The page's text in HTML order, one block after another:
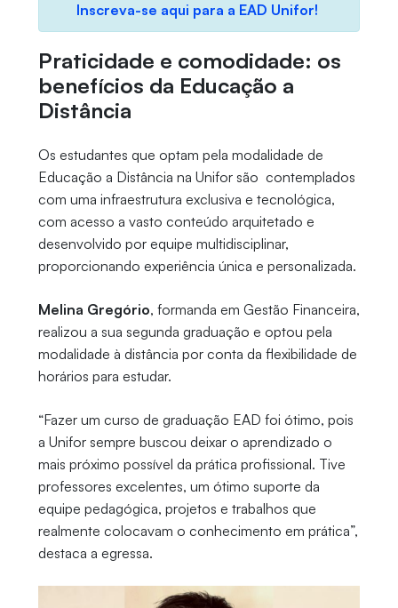
Inscreva-se aqui para a EAD Unifor!
Praticidade e comodidade: os
benefícios da Educação a
Distância
Os estudantes que optam pela modalidade de
Educação a Distância na Unifor são contemplados
com uma infraestrutura exclusiva e tecnológica,
com acesso a vasto conteúdo arquitetado e
desenvolvido por equipe multidisciplinar,
proporcionando experiência única e personalizada.
Melina Gregório, formanda em Gestão Financeira,
realizou a sua segunda graduação e optou pela
modalidade à distância por conta da flexibilidade de
horários para estudar.
“Fazer um curso de graduação EAD foi ótimo, pois
a Unifor sempre buscou deixar o aprendizado o
mais próximo possível da prática profissional. Tive
professores excelentes, um ótimo suporte da
equipe pedagógica, projetos e trabalhos que
realmente colocavam o conhecimento em prática”,
destaca a egressa.